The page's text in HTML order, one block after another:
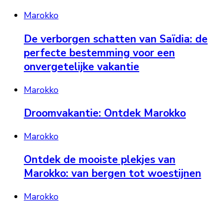
Marokko
De verborgen schatten van Saïdia: de
perfecte bestemming voor een
onvergetelijke vakantie
Marokko
Droomvakantie: Ontdek Marokko
Marokko
Ontdek de mooiste plekjes van
Marokko: van bergen tot woestijnen
Marokko